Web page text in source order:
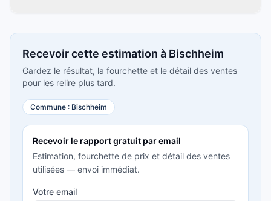
Recevoir cette estimation à Bischheim
Gardez le résultat, la fourchette et le détail des ventes
pour les relire plus tard.
Commune : Bischheim
Recevoir le rapport gratuit par email
Estimation, fourchette de prix et détail des ventes
utilisées — envoi immédiat.
Votre email